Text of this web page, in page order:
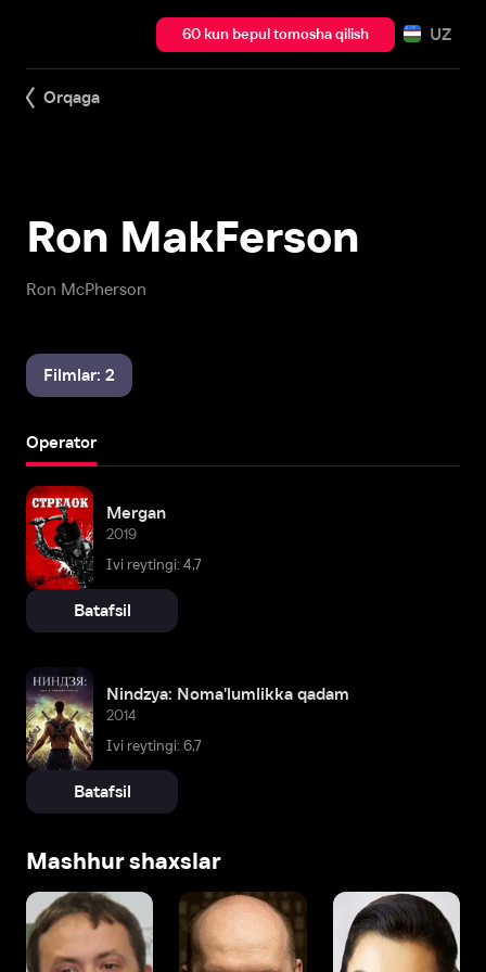
60 kun bepul tomosha qilish UZ
Orqaga
Ron McPherson
Ron MakFerson
Filmlar: 2
Operator
Mergan
2019
Ivi reytingi: 4,7
Batafsil
Nindzya: Noma'lumlikka qadam
2014
Ivi reytingi: 6,7
Batafsil
Mashhur shaxslar